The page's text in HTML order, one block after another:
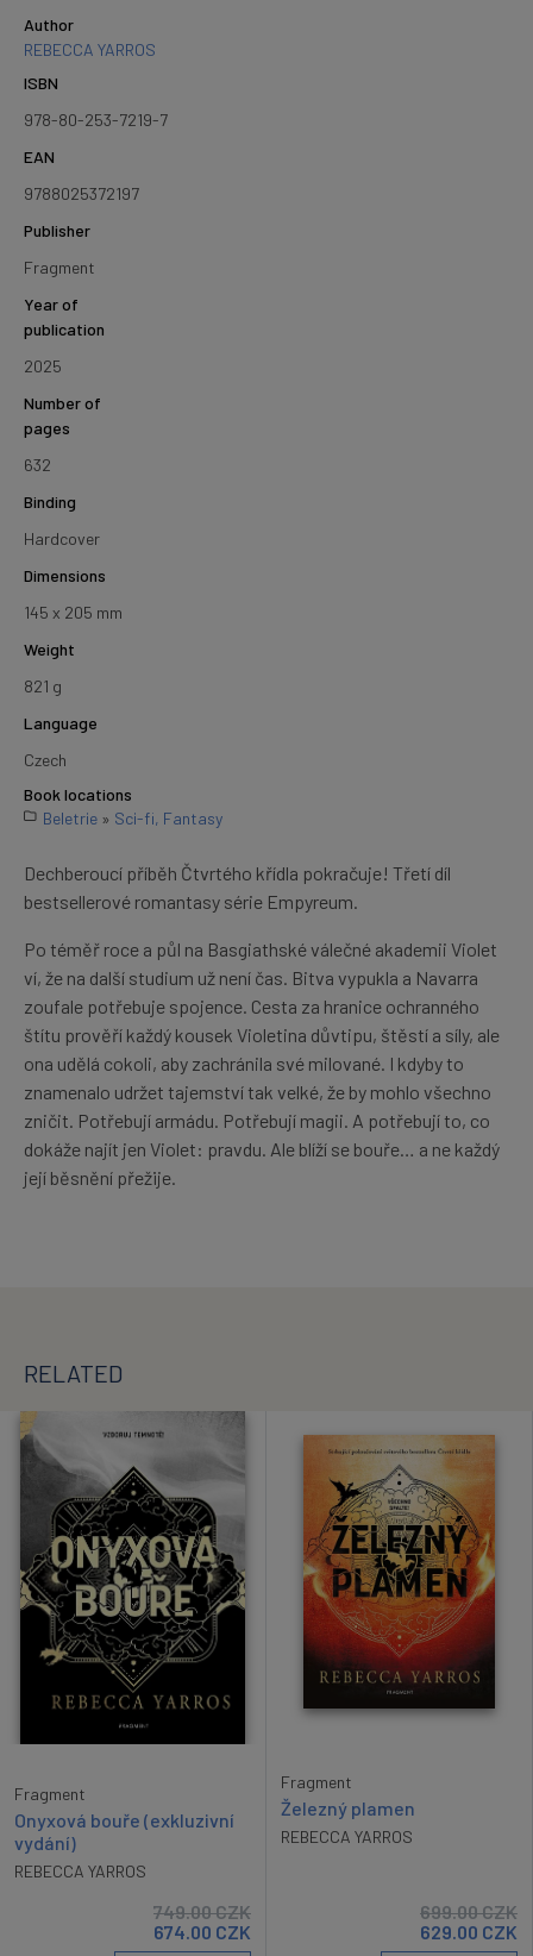
Author
REBECCA YARROS
ISBN
978-80-253-7219-7
EAN
9788025372197
Publisher
Fragment
Year of
publication
2025
Number of
pages
632
Binding
Hardcover
Dimensions
145 x 205 mm
Weight
821 g
Language
Czech
Book locations
Beletrie » Sci-fi, Fantasy
Dechberoucí příběh Čtvrtého křídla pokračuje! Třetí díl
bestsellerové romantasy série Empyreum.
Po téměř roce a půl na Basgiathské válečné akademii Violet
ví, že na další studium už není čas. Bitva vypukla a Navarra
zoufale potřebuje spojence. Cesta za hranice ochranného
štítu prověří každý kousek Violetina důvtipu, štěstí a síly, ale
ona udělá cokoli, aby zachránila své milované. I kdyby to
znamenalo udržet tajemství tak velké, že by mohlo všechno
zničit. Potřebují armádu. Potřebují magii. A potřebují to, co
dokáže najít jen Violet: pravdu. Ale blíží se bouře… a ne každý
její běsnění přežije.
RELATED
Fragment
Onyxová bouře (exkluzivní
vydání)
REBECCA YARROS
749.00CZK
674.00 CZK
Fragment
Železný plamen
REBECCA YARROS
699.00CZK
629.00 CZK